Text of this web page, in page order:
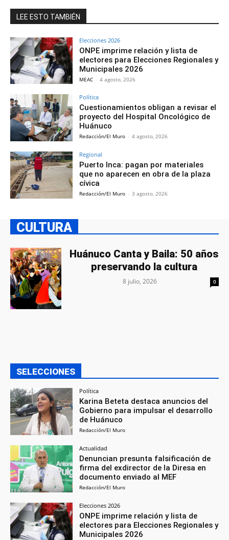
LEE ESTO TAMBIÉN
Elecciones 2026
ONPE imprime relación y lista de
electores para Elecciones Regionales y
Municipales 2026
MEAC - 4 agosto, 2026
Política
Cuestionamientos obligan a revisar el
proyecto del Hospital Oncológico de
Huánuco
Redacción/El Muro - 4 agosto, 2026
Regional
Puerto Inca: pagan por materiales
que no aparecen en obra de la plaza
cívica
Redacción/El Muro - 3 agosto, 2026
CULTURA
Huánuco Canta y Baila: 50 años
preservando la cultura
8 julio, 2026 0
SELECCIONES
Política
Karina Beteta destaca anuncios del
Gobierno para impulsar el desarrollo
de Huánuco
Redacción/El Muro
Actualidad
Denuncian presunta falsificación de
firma del exdirector de la Diresa en
documento enviado al MEF
Redacción/El Muro
Elecciones 2026
ONPE imprime relación y lista de
electores para Elecciones Regionales y
Municipales 2026